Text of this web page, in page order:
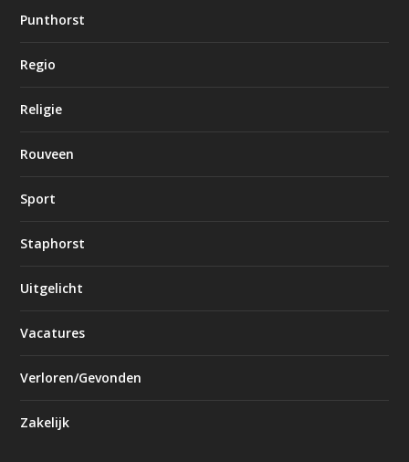
Punthorst
Regio
Religie
Rouveen
Sport
Staphorst
Uitgelicht
Vacatures
Verloren/Gevonden
Zakelijk